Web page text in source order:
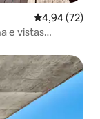
4,94 de uma
4,94 (72)
e vistas